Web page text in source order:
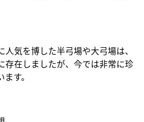
人気を博した半弓場や大弓場は、
存在しましたが、今では非常に珍
す。